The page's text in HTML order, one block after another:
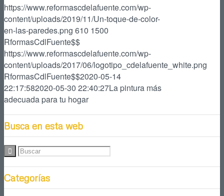
https://www.reformascdelafuente.com/wp-
content/uploads/2019/11/Un-toque-de-color-
en-las-paredes.png 610 1500
RformasCdlFuente$$
https://www.reformascdelafuente.com/wp-
content/uploads/2017/06/logotipo_cdelafuente_white.png
RformasCdlFuente$$2020-05-14
22:17:582020-05-30 22:40:27La pintura más
adecuada para tu hogar
Busca en esta web
Categorías